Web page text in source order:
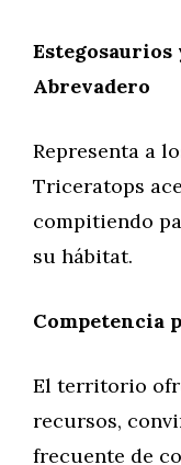
Abrevadero
Representa a
Triceratops
compitiendo
su hábitat.
Competencia
El territorio
recursos,
frecuente de